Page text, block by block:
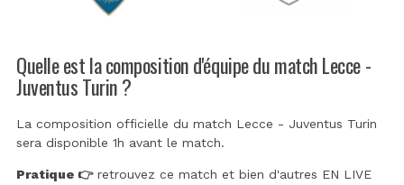
Quelle est la composition d'équipe du match Lecce -
Juventus Turin ?
La composition officielle du match Lecce - Juventus Turin
sera disponible 1h avant le match.
Pratique 👉retrouvez ce match et bien d'autres EN LIVE